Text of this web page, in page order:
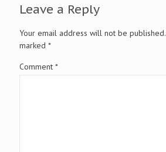
Leave a Reply
Your email address will not be published.
marked *
Comment *